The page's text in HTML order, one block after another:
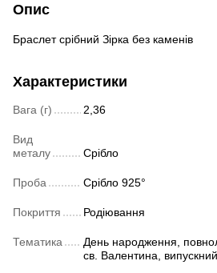
Опис
Браслет срібний Зірка без каменів
Характеристики
Вага (г) 2,36
Вид
металу
Срібло
Проба Срібло 925°
Покриття Родіювання
Тематика
День народження,
св. Валентина,